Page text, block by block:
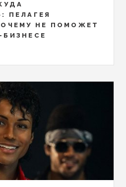
ПЕЛАГЕЯ
НЕ ПОМОЖЕТ